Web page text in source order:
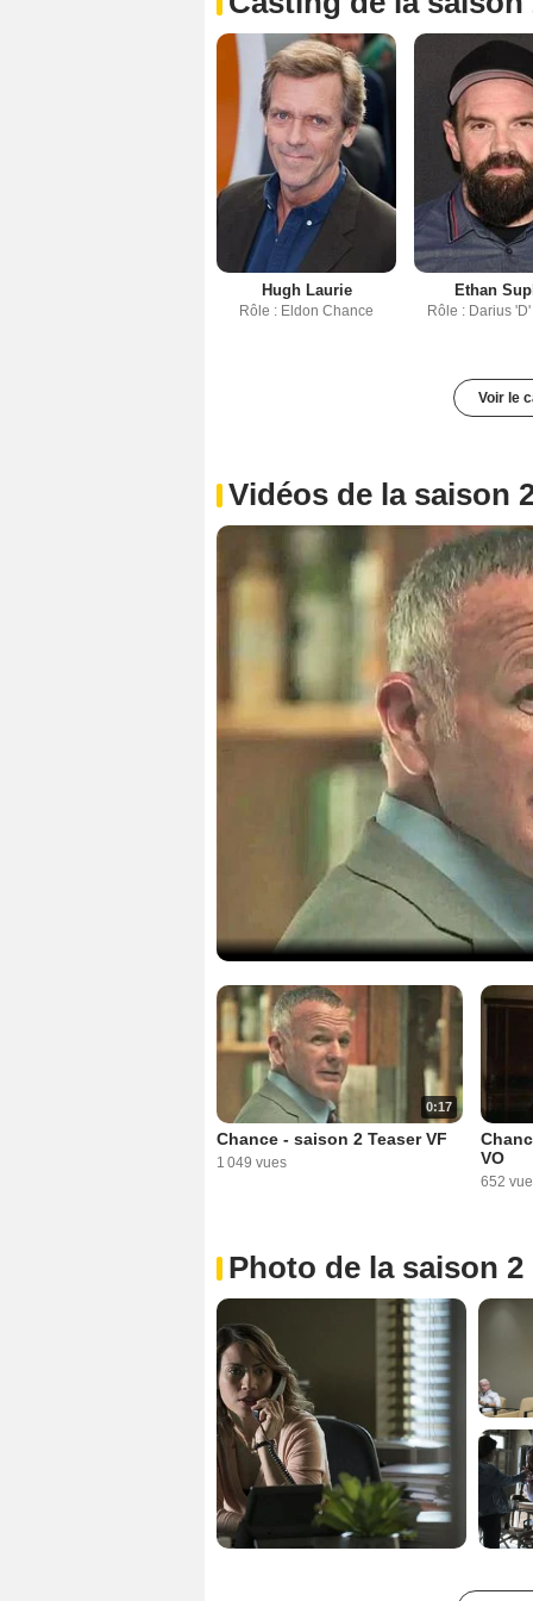
Hugh Laurie
Rôle : Eldon Chance
Ethan
Rôle : Darius
Voir le
Vidéos de la saison
0:17
Chance - saison 2 Teaser VF
1 049 vues
VO
652
Photo de la saison 2